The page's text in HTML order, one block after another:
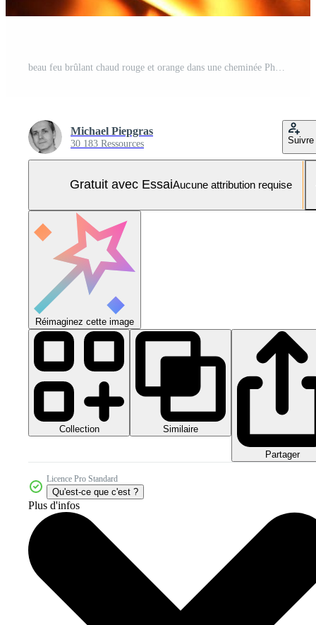
Michael Piepgras
30 183 Ressources Suivre
Gratuit avec EssaiAucune attribution requise
Réimaginez cette image
Collection Similaire
Partager
Licence Pro Standard
Qu'est-ce que c'est ?
Plus d'infos